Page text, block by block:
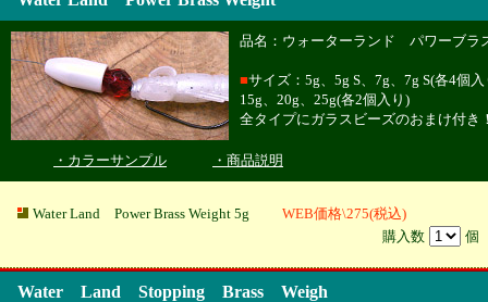
品名：ウォーターランド パワーブラ
■サイズ：5g、5g S、7g、7g S(各4個
15g、20g、25g(各2個入り)
全タイプにガラスビーズのおまけ付き
・カラーサンプル ・商品説明
Water Land Power Brass Weight 5g
WEB価格\275(税込)
購入数
Water Land Stopping Brass Weigh